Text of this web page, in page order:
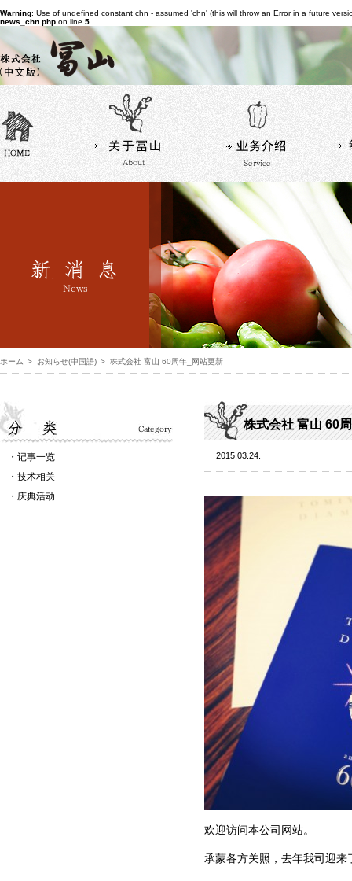
Warning: Use of undefined constant chn - assumed 'chn' (this will throw an Error in a future
news_chn.php on line 5
ホーム お知らせ(中国語) 株式会社 富山 60周年_网站更新
株式会社 富山 60
2015.03.24.
欢迎访问本公司网站。
承蒙各方关照，去年我司迎来
记事一览
技术相关
庆典活动